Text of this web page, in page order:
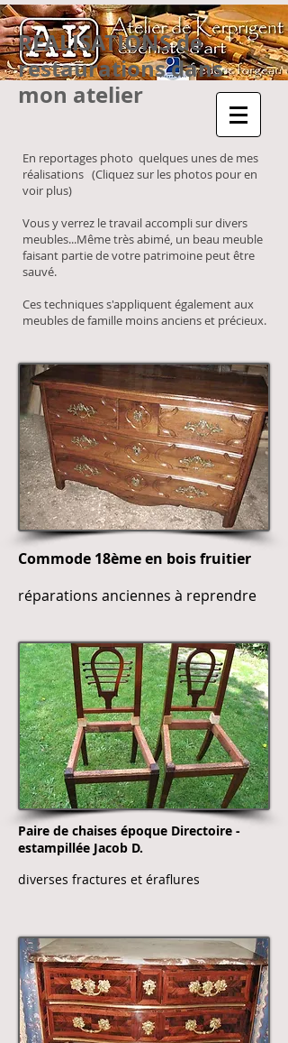
REALISATIONS de
restaurations dans
mon atelier
En reportages photo quelques unes de mes
réalisations (Cliquez sur les photos pour en
voir plus)
Vous y verrez le travail accompli sur divers
meubles...Même très abimé, un beau meuble
faisant partie de votre patrimoine peut être
sauvé.
Ces techniques s'appliquent également aux
meubles de famille moins anciens et précieux.
Commode 18ème en bois fruitier
réparations anciennes à reprendre
Paire de chaises époque Directoire -
estampillée Jacob D.
diverses fractures et éraflures